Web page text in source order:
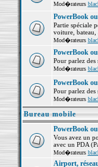
Mod�rateurs
PowerBook
Partie spéciale
voiture, bateau,
Mod�rateurs
PowerBook
Pour parlez
Mod�rateurs
PowerBook
Pour parlez
Mod�rateurs
Bureau mobile
PowerBook
Vous avez un
avec un PDA
Mod�rateurs
Airport,